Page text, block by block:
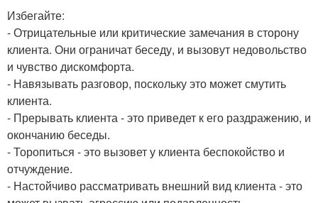
Избегайте:
- Отрицательные или критические замечания в сторону
клиента. Они ограничат беседу, и вызовут недовольство
и чувство дискомфорта.
- Навязывать разговор, поскольку это может смутить
клиента.
- Прерывать клиента - это приведет к его раздражению, и
окончанию беседы.
- Торопиться - это вызовет у клиента беспокойство и
отчуждение.
- Настойчиво рассматривать внешний вид клиента - это